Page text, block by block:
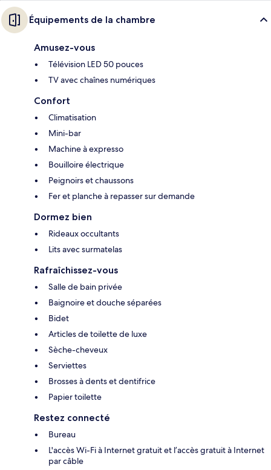
Équipements de la chambre
Amusez-vous
Télévision LED 50 pouces
TV avec chaînes numériques
Confort
Climatisation
Mini-bar
Machine à expresso
Bouilloire électrique
Peignoirs et chaussons
Fer et planche à repasser sur demande
Dormez bien
Rideaux occultants
Lits avec surmatelas
Rafraîchissez-vous
Salle de bain privée
Baignoire et douche séparées
Bidet
Articles de toilette de luxe
Sèche-cheveux
Serviettes
Brosses à dents et dentifrice
Papier toilette
Restez connecté
Bureau
L'accès Wi-Fi à Internet gratuit et l’accès gratuit à Internet
par câble